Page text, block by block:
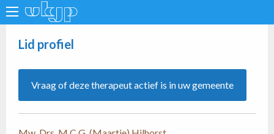
Lid profiel
Vraag of deze therapeut actief is in uw gemeente